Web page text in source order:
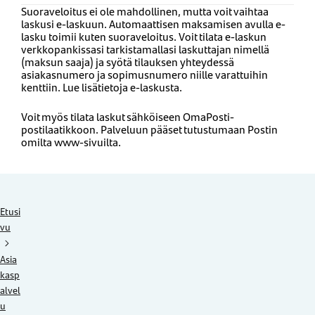
Suoraveloitus ei ole mahdollinen, mutta voit vaihtaa
laskusi e-laskuun. Automaattisen maksamisen avulla e-
lasku toimii kuten suoraveloitus. Voit tilata e-laskun
verkkopankissasi tarkistamallasi laskuttajan nimellä
(maksun saaja) ja syötä tilauksen yhteydessä
asiakasnumero ja sopimusnumero niille varattuihin
kenttiin. Lue lisätietoja e-laskusta.
Voit myös tilata laskut sähköiseen OmaPosti-
postilaatikkoon. Palveluun pääset tutustumaan Postin
omilta www-sivuilta.
Etusi
vu
Asia
kasp
alvel
u